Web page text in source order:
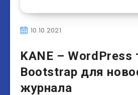
10.10.2021
KANE – WordPress
Bootstrap для
журнала